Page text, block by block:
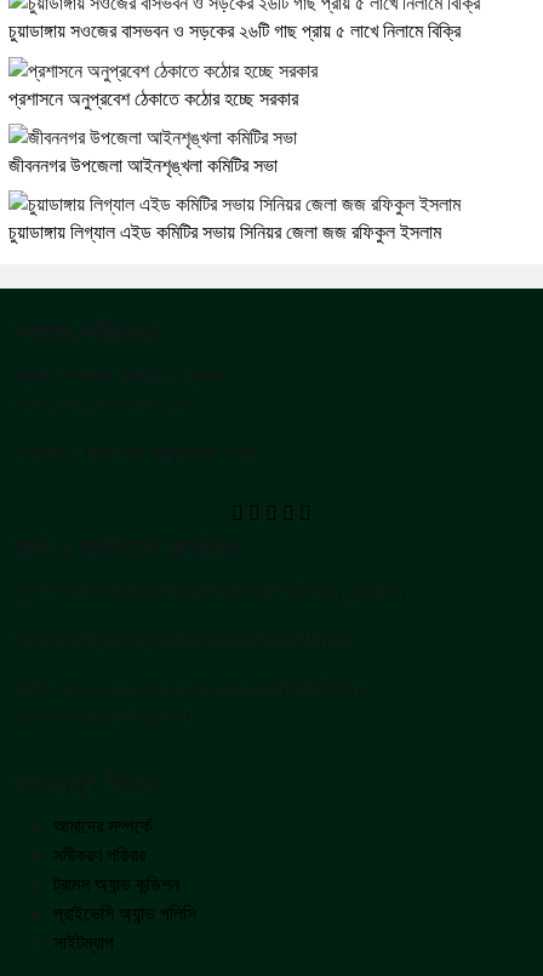
চুয়াডাঙ্গায় সওজের বাসভবন ও সড়কের ২৬টি গাছ প্রায় ৫ লাখে নিলামে বিক্রি
প্রশাসনে অনুপ্রবেশ ঠেকাতে কঠোর হচ্ছে সরকার
জীবননগর উপজেলা আইনশৃঙ্খলা কমিটির সভা
চুয়াডাঙ্গায় লিগ্যাল এইড কমিটির সভায় সিনিয়র জেলা জজ রফিকুল ইসলাম
আমাদের সম্পর্কে
সমীকরণ পরিবার
ট্রামস অ্যান্ড কন্ডিশন
প্রাইভেসি অ্যান্ড পলিসি
সাইটম্যাপ